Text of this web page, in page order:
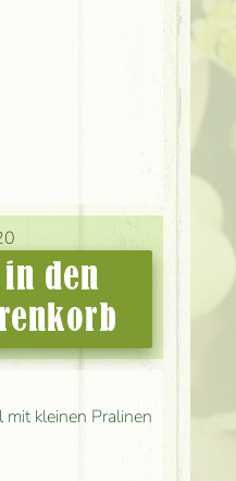
den
kleinen Pralinen